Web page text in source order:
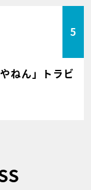
5
ねん」トラビ